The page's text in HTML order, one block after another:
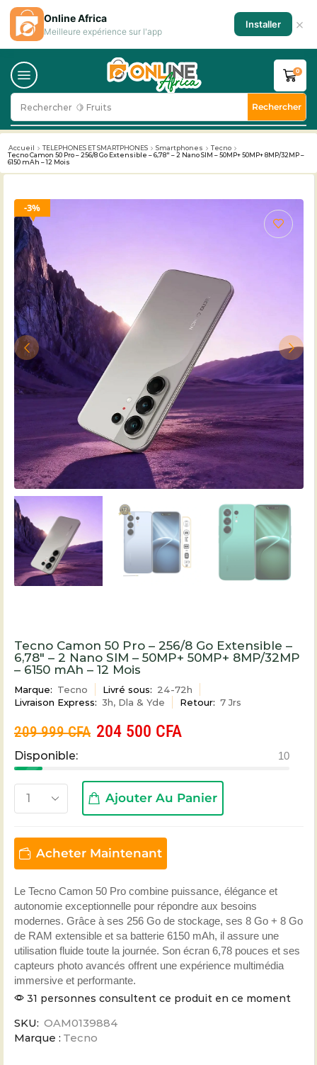
Rechercher 🥛 Milk Rechercher
0
Accueil TELEPHONES ET SMARTPHONES Smartphones
Tecno
Tecno Camon 50 Pro – 256/8 Go Extensible – 6,78″ – 2 Nano SIM – 50MP+ 50MP+ 8MP/32MP –
6150 mAh – 12 Mois
3%
Tecno Camon 50 Pro – 256/8 Go Extensible –
6,78″ – 2 Nano SIM – 50MP+ 50MP+ 8MP/32MP
– 6150 mAh – 12 Mois
Marque: Tecno Livré sous: 24-72h
Livraison Express: 3h, Dla & Yde Retour: 7 Jrs
209 999CFA 204 500 CFA
Disponible: 10
Ajouter Au Panier
Acheter Maintenant
Le Tecno Camon 50 Pro combine puissance, élégance et
autonomie exceptionnelle pour répondre aux besoins
modernes. Grâce à ses 256 Go de stockage, ses 8 Go + 8 Go
de RAM extensible et sa batterie 6150 mAh, il assure une
utilisation fluide toute la journée. Son écran 6,78 pouces et ses
capteurs photo avancés offrent une expérience multimédia
immersive et performante.
31 personnes consultent ce produit en ce moment
SKU: OAM0139884
Marque : Tecno
Online Africa
Meilleure expérience sur l'app
Installer ×